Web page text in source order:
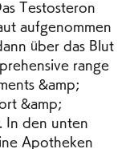
Testosteron
aufgenommen
über das Blut
range
&amp;
&amp;
In den unten
Apotheken